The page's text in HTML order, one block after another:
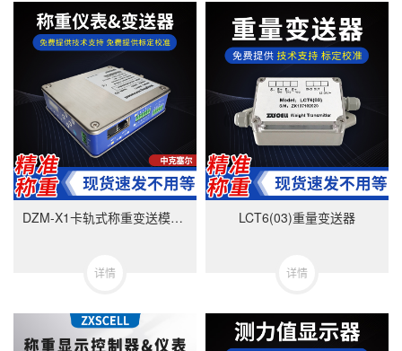
DZM-X1卡轨式称重变送模块-美国中克塞尔品牌
详情
LCT6(03)重量变送器
详情